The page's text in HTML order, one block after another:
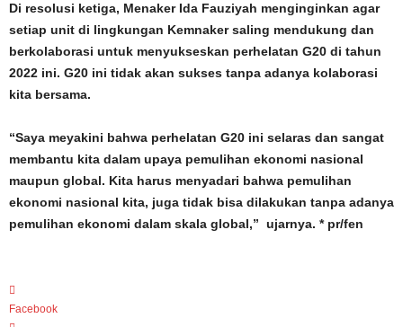
Di resolusi ketiga, Menaker Ida Fauziyah menginginkan agar
setiap unit di lingkungan Kemnaker saling mendukung dan
berkolaborasi untuk menyukseskan perhelatan G20 di tahun
2022 ini. G20 ini tidak akan sukses tanpa adanya kolaborasi
kita bersama.
“Saya meyakini bahwa perhelatan G20 ini selaras dan sangat
membantu kita dalam upaya pemulihan ekonomi nasional
maupun global. Kita harus menyadari bahwa pemulihan
ekonomi nasional kita, juga tidak bisa dilakukan tanpa adanya
pemulihan ekonomi dalam skala global,” ujarnya. * pr/fen
Facebook